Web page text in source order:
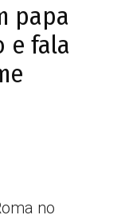
papa
e fala
no